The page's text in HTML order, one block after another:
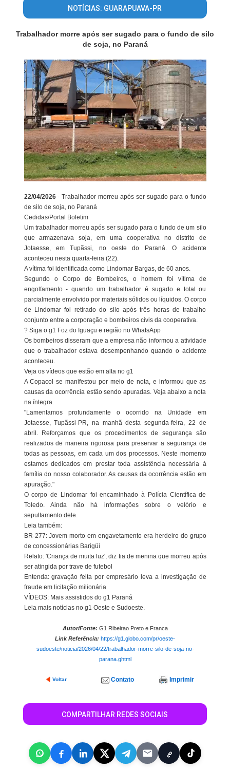
NOTÍCIAS: GUARAPUAVA-PR
Trabalhador morre após ser sugado para o fundo de silo
de soja, no Paraná
22/04/2026- Trabalhador morreu após ser sugado para o fundo
de silo de soja, no Paraná
Cedidas/Portal Boletim
Um trabalhador morreu após ser sugado para o fundo de um silo
que armazenava soja, em uma cooperativa no distrito de
Jotaesse, em Tupãssi, no oeste do Paraná. O acidente
aconteceu nesta quarta-feira (22).
A vítima foi identificada como Lindomar Bargas, de 60 anos.
Segundo o Corpo de Bombeiros, o homem foi vítima de
engolfamento - quando um trabalhador é sugado e total ou
parcialmente envolvido por materiais sólidos ou líquidos. O corpo
de Lindomar foi retirado do silo após três horas de trabalho
conjunto entre a corporação e bombeiros civis da cooperativa.
? Siga o g1 Foz do Iguaçu e região no WhatsApp
Os bombeiros disseram que a empresa não informou a atividade
que o trabalhador estava desempenhando quando o acidente
aconteceu.
Veja os vídeos que estão em alta no g1
A Copacol se manifestou por meio de nota, e informou que as
causas da ocorrência estão sendo apuradas. Veja abaixo a nota
na íntegra.
"Lamentamos profundamente o ocorrido na Unidade em
Jotaesse, Tupãssi-PR, na manhã desta segunda-feira, 22 de
abril. Reforçamos que os procedimentos de segurança são
realizados de maneira rigorosa para preservar a segurança de
todas as pessoas, em cada um dos processos. Neste momento
estamos dedicados em prestar toda assistência necessária à
família do nosso colaborador. As causas da ocorrência estão em
apuração."
O corpo de Lindomar foi encaminhado à Polícia Científica de
Toledo. Ainda não há informações sobre o velório e
sepultamento dele.
Leia também:
BR-277: Jovem morto em engavetamento era herdeiro do grupo
de concessionárias Barigüi
Relato: 'Criança de muita luz', diz tia de menina que morreu após
ser atingida por trave de futebol
Entenda: gravação feita por empresário leva a investigação de
fraude em licitação milionária
VÍDEOS: Mais assistidos do g1 Paraná
Leia mais notícias no g1 Oeste e Sudoeste.
Autor/Fonte: G1 Ribeirao Preto e Franca
Link Referência: https://g1.globo.com/pr/oeste-
sudoeste/noticia/2026/04/22/trabalhador-morre-silo-de-soja-no-
parana.ghtml
Voltar Contato Imprimir
COMPARTILHAR REDES SOCIAIS